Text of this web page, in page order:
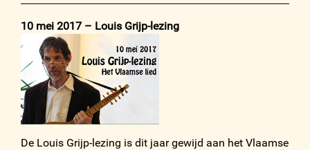
10 mei 2017 – Louis Grijp-lezing
De Louis Grijp-lezing is dit jaar gewijd aan het Vlaamse